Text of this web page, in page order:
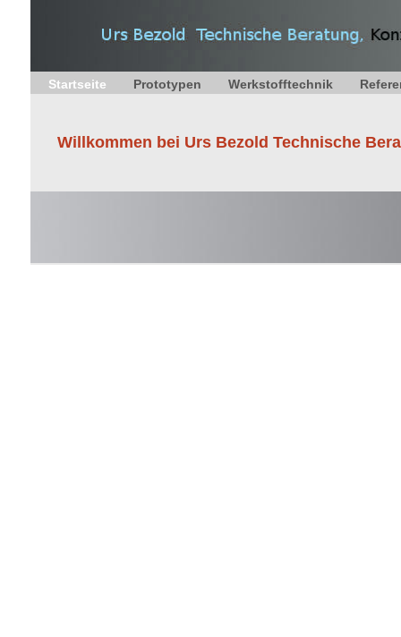
Startseite Prototypen Werkstofftechnik
Willkommen bei Urs Bezold Technische